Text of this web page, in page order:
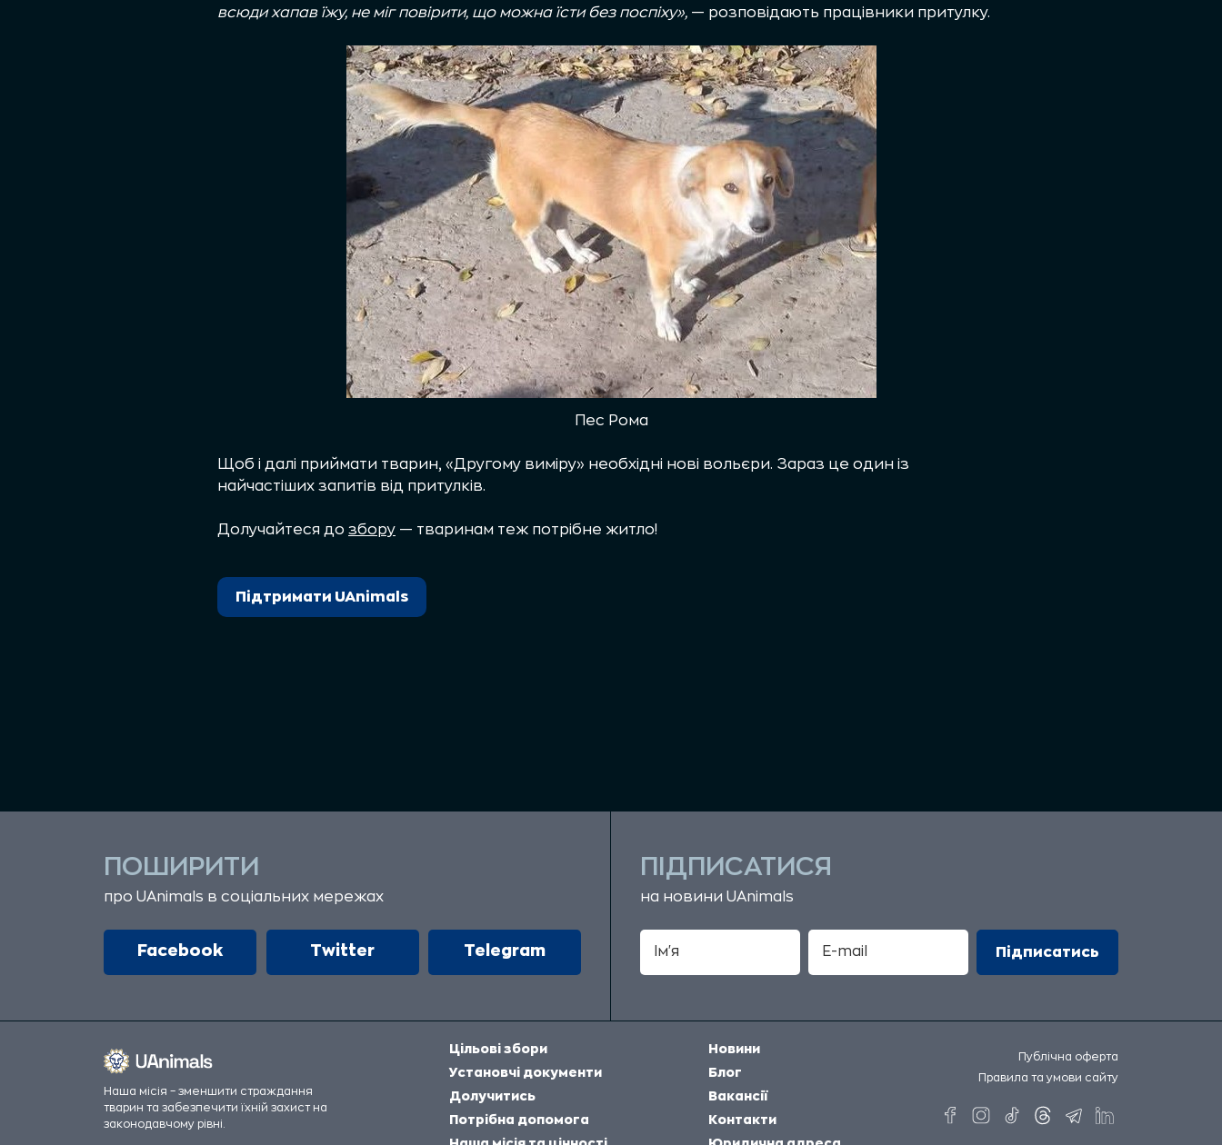
всюди хапав їжу, не міг повірити, що можна їсти без поспіху», — розповідають працівники притулку.
Пес Рома
Щоб і далі приймати тварин, «Другому виміру» необхідні нові вольєри. Зараз це один із
найчастіших запитів від притулків.
Долучайтеся до збору — тваринам теж потрібне житло!
Підтримати UAnimals
ПОШИРИТИ
про UAnimals в соціальних мережах
Facebook Twitter Telegram
ПІДПИСАТИСЯ
на новини UAnimals
Наша місія – зменшити страждання
тварин та забезпечити їхній захист на
законодавчому рівні.
Цільові збори
Установчі документи
Долучитись
Потрібна допомога
Новини
Блог
Вакансії
Контакти
Публічна оферта
Правила та умови сайту